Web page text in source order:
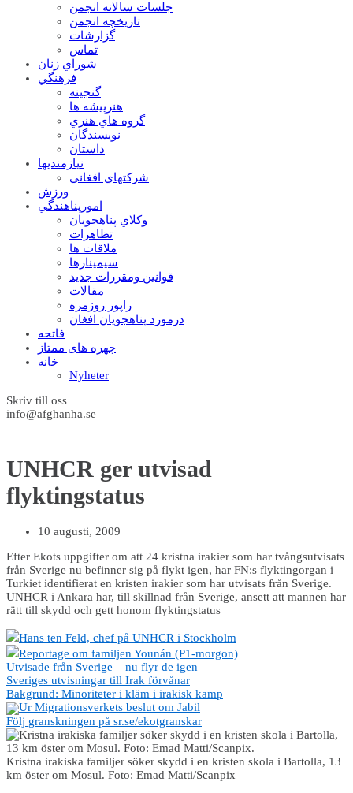
جلسات سالانه انجمن
تاریخچه انجمن
گزارشات
تماس
شوراي زنان
فرهنگي
گنجينه
هنرپيشه ها
گروه هاي هنري
نويسندگان
داستان
نيازمنديها
شرکتهاي افغاني
ورزش
امورپناهندگي
وکلاي پناهجويان
تظاهرات
ملاقات ها
سيمينارها
قوانين ومقررات جديد
مقالات
راپور روزمره
درمورد پناهجويان افغان
فاتحه
چهره های ممتاز
خانه
Nyheter
Skriv till oss
info@afghanha.se
UNHCR ger utvisad
flyktingstatus
10 augusti, 2009
Efter Ekots uppgifter om att 24 kristna irakier som har tvångsutvisats
från Sverige nu befinner sig på flykt igen, har FN:s flyktingorgan i
Turkiet identifierat en kristen irakier som har utvisats från Sverige.
UNHCR i Ankara har, till skillnad från Sverige, ansett att mannen har
rätt till skydd och gett honom flyktingstatus
Hans ten Feld, chef på UNHCR i Stockholm
Reportage om familjen Younán (P1-morgon)
Utvisade från Sverige – nu flyr de igen
Sveriges utvisningar till Irak förvånar
Bakgrund: Minoriteter i kläm i irakisk kamp
Ur Migrationsverkets beslut om Jabil
Följ granskningen på sr.se/ekotgranskar
Kristna irakiska familjer söker skydd i en kristen skola i Bartolla, 13
km öster om Mosul. Foto: Emad Matti/Scanpix